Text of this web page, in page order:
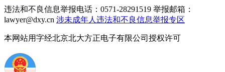
违法和不良信息举报电话：0571-28291519 举报邮箱：
lawyer@dxy.cn 涉未成年人违法和不良信息举报专区
本网站用字经北京北大方正电子有限公司授权许可